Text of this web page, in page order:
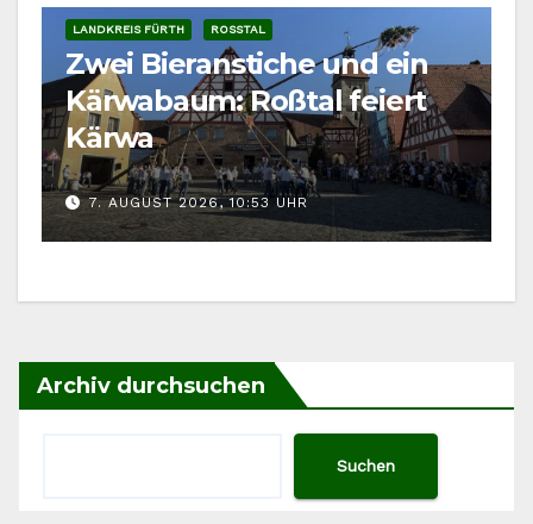
LANDKREIS FÜRTH ROSSTAL
Zwei Bieranstiche und ein
Kärwabaum: Roßtal feiert
Kärwa
7. AUGUST 2026, 10:53 UHR
Archiv durchsuchen
Suchen